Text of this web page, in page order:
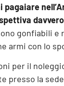
gonfiabili e
armi con lo
per il
presso la